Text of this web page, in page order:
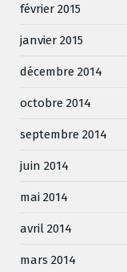
février 2015
janvier 2015
décembre 2014
octobre 2014
septembre 2014
juin 2014
mai 2014
avril 2014
mars 2014